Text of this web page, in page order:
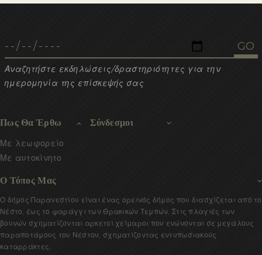
Αναζητήστε εκδηλώσεις/δραστηριότητες για την
ημερομηνία της επίσκεψής σας
Πως Θα Έρθω
Με λεωφορείο
Με αυτοκίνητο
Σύνδεσμοι
Ο Τόπος Μας
Ο δήμος Παρανεστίου είναι ένας ορεινός δήμος που διασχίζεται από το
Νέστο, έως το φαράγγι των Θρακικών Τεμπών. Στις πλαγιές των
βουνών σχηματίζονται αρκετοί χείμαροι που ενώνονται σε μεγάλους
παραποτάμους του Νέστου, σχηματίζοντας εντυπωσιακούς
καταρράκτες..